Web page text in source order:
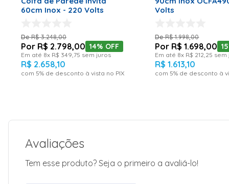
60cm Inox - 220 Volts
R$ 3.248,00
R$ 2.798,00 14% OFF
Em até 8x R$ 349 75 sem juros
R$ 2.658,10
com 5% de desconto à vista no PIX
Volts
R$ 1.998,00
R$ 1.698,00
Em até 8x R$ 212 25 sem
R$ 1.613,10
com 5% de desconto à
Avaliações
Tem esse produto? Seja o primeiro a avaliá-lo!